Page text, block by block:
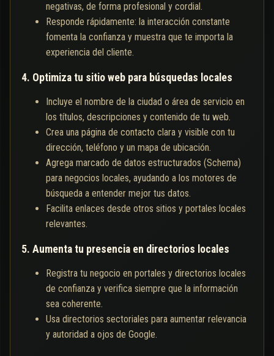
negativas, de forma profesional y cordial.
Responde rápidamente: la interacción constante
fomenta la confianza y muestra que te importa la
experiencia del cliente.
4. Optimiza tu sitio web para búsquedas locales
Incluye el nombre de la ciudad o área de servicio en
los títulos, descripciones y contenido de tu web.
Crea una página de contacto clara y visible con tu
dirección, teléfono y un mapa de ubicación.
Agrega marcado de datos estructurados (Schema)
para negocios locales, ayudando a los motores de
búsqueda a entender mejor tus datos.
Facilita enlaces desde otros sitios y portales locales
relevantes.
5. Aumenta tu presencia en directorios locales
Registra tu negocio en portales y directorios locales
de confianza y verifica siempre que la información
sea coherente.
Usa directorios sectoriales para aumentar relevancia
y autoridad a ojos de Google.